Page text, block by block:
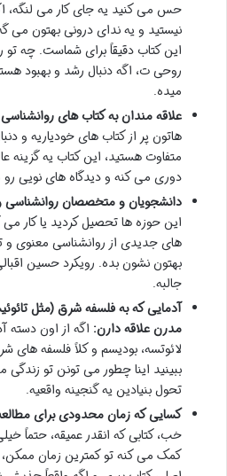
حس می کنید یه جای کار می لنگه،
نیستید و یه ندای درونی بهتون می
این کتاب دقیقاً برای شماست. چه
روحی ت، اگه دنبال رشد و بهبود
میده.
علاقه مندان به کتاب های
هاتون پر از کتاب های خودیاریه و
متفاوت هستید، این کتاب یه گزینه
دوری می کنه و دیدگاه های نویی
دانشجویان و متخصصان روانشناسی
این حوزه ها تحصیل کردید یا کار
های جدیدی از روانشناسی معنوی و
بهتون نشون بده. رویکرد حسین
جالبه.
آدمایی که به فلسفه شرق (مثل
مدرن علاقه دارن: اگه از اون
لائوتسه، بودیسم و کلاً فلسفه های
ببینید اینا چطور می تونن تو زندگی
تحول بنیادین یه گنجینه واقعیه.
کسایی که زمان محدودی برای
خب، کتابی که انقدر عمیقه، حتماً
کمک می کنه تو کمترین زمان ممکن،